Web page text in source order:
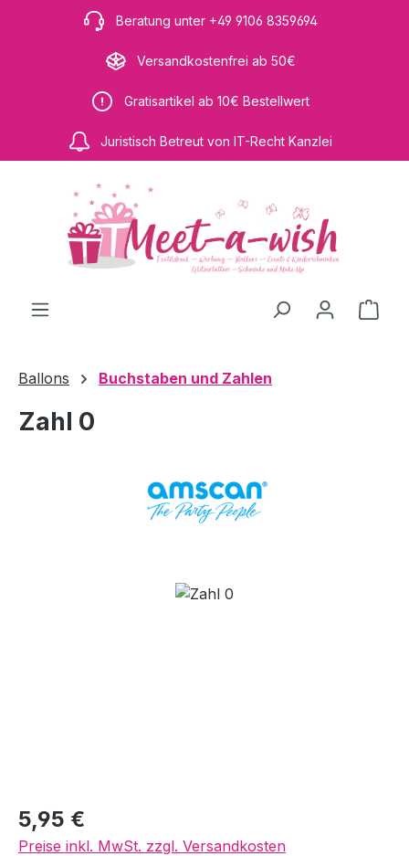
Zum Hauptinhalt springenBeratung unter +49 9106 8359694
Versandkostenfrei ab 50€
Gratisartikel ab 10€ Bestellwert
Juristisch Betreut von IT-Recht Kanzlei
Ballons Buchstaben und Zahlen
Zahl 0
Bildergalerie überspringen
Regulärer Preis:
5,95 €
Preise inkl. MwSt. zzgl. Versandkosten